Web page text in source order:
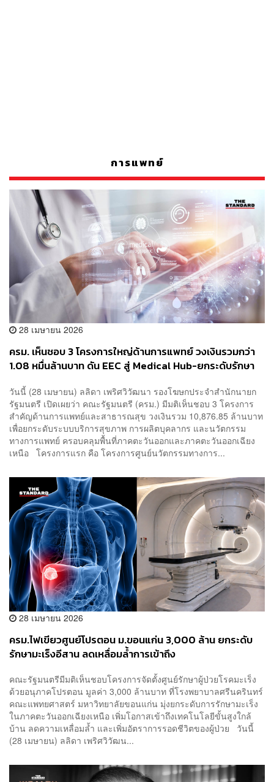
การแพทย์
28 เมษายน 2026
ครม. เห็นชอบ 3 โครงการใหญ่ด้านการแพทย์ วงเงินรวมกว่า
1.08 หมื่นล้านบาท ดัน EEC สู่ Medical Hub-ยกระดับรักษา
วันนี้ (28 เมษายน) ลลิดา เพริศวิวัฒนา รองโฆษกประจำสำนักนายก
รัฐมนตรี เปิดเผยว่า คณะรัฐมนตรี (ครม.) มีมติเห็นชอบ 3 โครงการ
สำคัญด้านการแพทย์และสาธารณสุข วงเงินรวม 10,876.85 ล้านบาท
เพื่อยกระดับระบบบริการสุขภาพ การผลิตบุคลากร และนวัตกรรม
ทางการแพทย์ ครอบคลุมพื้นที่ภาคตะวันออกและภาคตะวันออกเฉียง
เหนือ โครงการแรก คือ โครงการศูนย์นวัตกรรมทางการ...
28 เมษายน 2026
ครม.ไฟเขียวศูนย์โปรตอน ม.ขอนแก่น 3,000 ล้าน ยกระดับ
รักษามะเร็งอีสาน ลดเหลื่อมล้ำการเข้าถึง
คณะรัฐมนตรีมีมติเห็นชอบโครงการจัดตั้งศูนย์รักษาผู้ป่วยโรคมะเร็ง
ด้วยอนุภาคโปรตอน มูลค่า 3,000 ล้านบาท ที่โรงพยาบาลศรีนครินทร์
คณะแพทยศาสตร์ มหาวิทยาลัยขอนแก่น มุ่งยกระดับการรักษามะเร็ง
ในภาคตะวันออกเฉียงเหนือ เพิ่มโอกาสเข้าถึงเทคโนโลยีขั้นสูงใกล้
บ้าน ลดความเหลื่อมล้ำ และเพิ่มอัตราการรอดชีวิตของผู้ป่วย วันนี้
(28 เมษายน) ลลิดา เพริศวิวัฒน...